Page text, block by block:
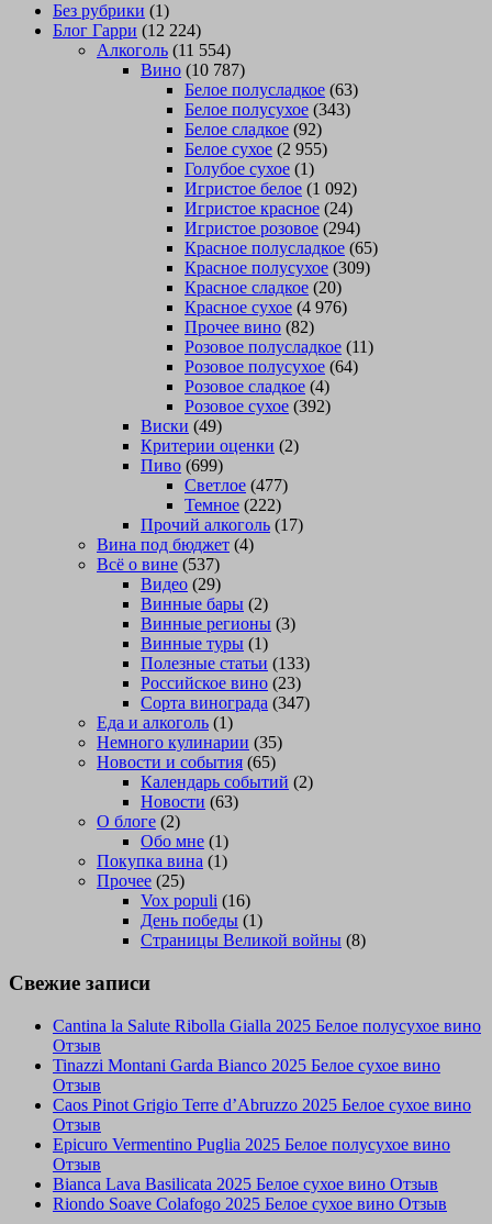
Без рубрики (1)
Блог Гарри (12 224)
Алкоголь (11 554)
Вино (10 787)
Белое полусладкое (63)
Белое полусухое (343)
Белое сладкое (92)
Белое сухое (2 955)
Голубое сухое (1)
Игристое белое (1 092)
Игристое красное (24)
Игристое розовое (294)
Красное полусладкое (65)
Красное полусухое (309)
Красное сладкое (20)
Красное сухое (4 976)
Прочее вино (82)
Розовое полусладкое (11)
Розовое полусухое (64)
Розовое сладкое (4)
Розовое сухое (392)
Виски (49)
Критерии оценки (2)
Пиво (699)
Светлое (477)
Темное (222)
Прочий алкоголь (17)
Вина под бюджет (4)
Всё о вине (537)
Видео (29)
Винные бары (2)
Винные регионы (3)
Винные туры (1)
Полезные статьи (133)
Российское вино (23)
Сорта винограда (347)
Еда и алкоголь (1)
Немного кулинарии (35)
Новости и события (65)
Календарь событий (2)
Новости (63)
О блоге (2)
Обо мне (1)
Покупка вина (1)
Прочее (25)
Vox populi (16)
День победы (1)
Страницы Великой войны (8)
Свежие записи
Cantina la Salute Ribolla Gialla 2025 Белое полусухое вино
Отзыв
Tinazzi Montani Garda Bianco 2025 Белое сухое вино
Отзыв
Caos Pinot Grigio Terre d’Abruzzo 2025 Белое сухое вино
Отзыв
Epicuro Vermentino Puglia 2025 Белое полусухое вино
Отзыв
Bianca Lava Basilicata 2025 Белое сухое вино Отзыв
Riondo Soave Colafogo 2025 Белое сухое вино Отзыв